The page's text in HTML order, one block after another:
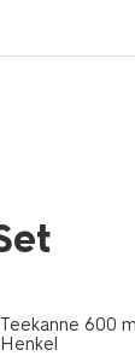
Teekanne 600
Henkel